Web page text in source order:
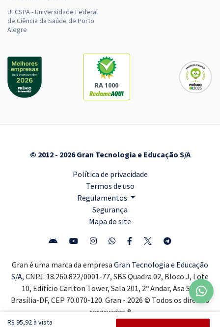
R$ 95,92 à vista
UFCSPA - Universidade Federal
de Ciência da Saúde de Porto
Alegre
RA 1000
© 2012 - 2026 Gran Tecnologia e Educação S/A
Política de privacidade
Termos de uso
Regulamentos
Segurança
Mapa do site
Gran é uma marca da empresa Gran Tecnologia e Educação
S/A, CNPJ: 18.260.822/0001-77, SBS Quadra 02, Bloco J, Lote
10, Edifício Carlton Tower, Sala 201, 2º Andar, Asa Sul,
Brasília-DF, CEP 70.070-120. Gran - 2026 © Todos os direitos
reservados ®